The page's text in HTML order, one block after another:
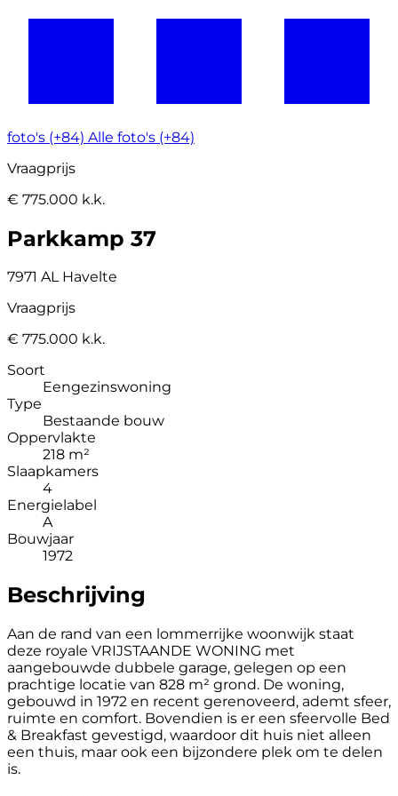
foto's (+84) Alle foto's (+84)
Vraagprijs
€ 775.000 k.k.
Parkkamp 37
7971 AL Havelte
Vraagprijs
€ 775.000 k.k.
Soort
Eengezinswoning
Type
Bestaande bouw
Oppervlakte
218 m²
Slaapkamers
4
Energielabel
A
Bouwjaar
1972
Beschrijving
Aan de rand van een lommerrijke woonwijk staat
deze royale VRIJSTAANDE WONING met
aangebouwde dubbele garage, gelegen op een
prachtige locatie van 828 m² grond. De woning,
gebouwd in 1972 en recent gerenoveerd, ademt sfeer,
ruimte en comfort. Bovendien is er een sfeervolle Bed
& Breakfast gevestigd, waardoor dit huis niet alleen
een thuis, maar ook een bijzondere plek om te delen
is.